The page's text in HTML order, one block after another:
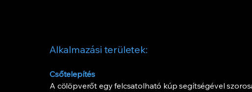
Alkalmazási területek:
Csőtelepítés
A cölöpverőt egy felcsatolható kúp segítségével